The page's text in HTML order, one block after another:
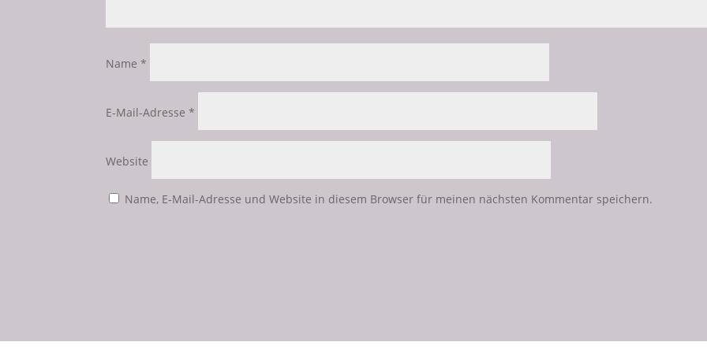
Name*
E-Mail-Adresse*
Website
Name, E-Mail-Adresse und Website in diesem Browser für meinen nächsten Kommentar speichern.